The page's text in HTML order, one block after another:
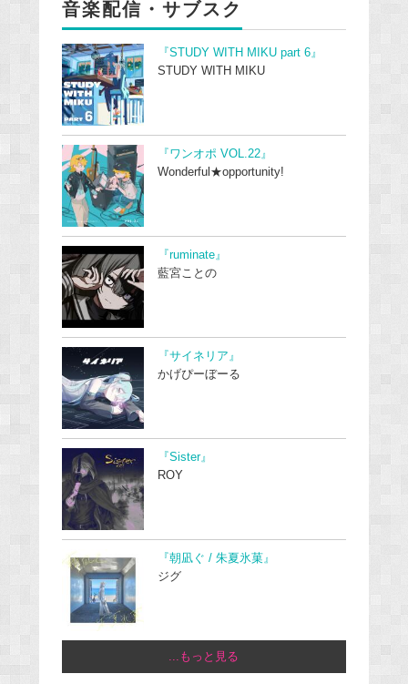
音楽配信・サブスク
『STUDY WITH MIKU part 6』
STUDY WITH MIKU
『ワンオポ VOL.22』
Wonderful★opportunity!
『ruminate』
藍宮ことの
『サイネリア』
かげぴーぼーる
『Sister』
ROY
『朝凪ぐ / 朱夏氷菓』
ジグ
...もっと見る